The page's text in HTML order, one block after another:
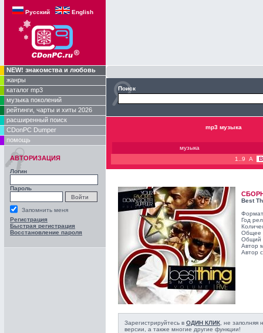
Русский English
NEW! знакомства и любовь
жанры
каталог mp3
музыка поколений
рейтинги, чарты и хиты 2026
расширенный поиск
CDonPC Dumper
помощь
АВТОРИЗАЦИЯ
Логин
Пароль
Запомнить меня
Регистрация
Быстрая регистрация
Восстановление пароля
Поиск
mp3 музыка
музыка
1..9
A B
Best
Год
Общее
Общий
Автор
Автор
Зарегистрируйтесь в ОДИН КЛИК , не
версии, а также многие другие функции!